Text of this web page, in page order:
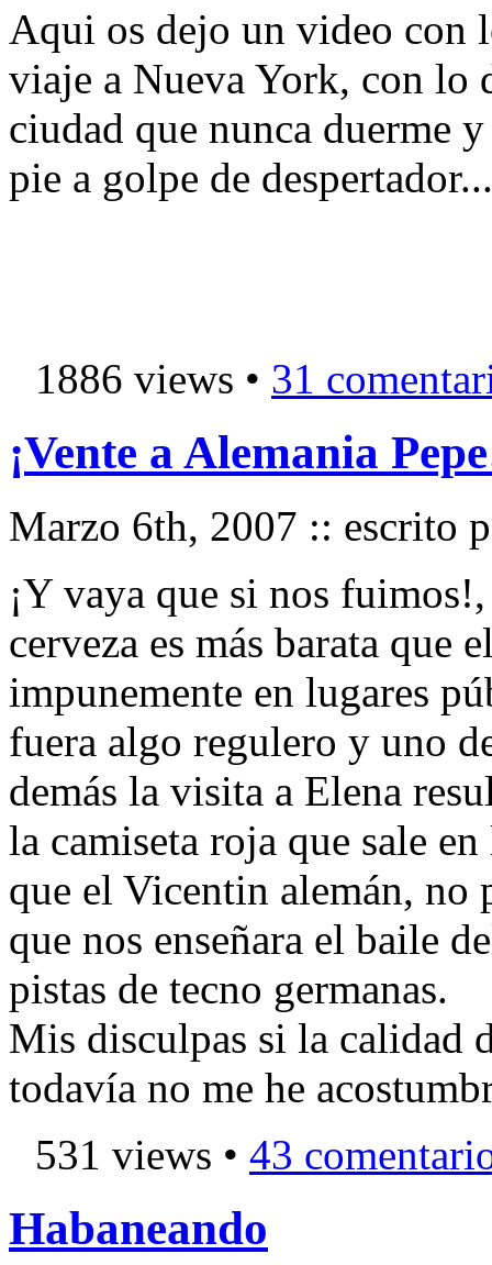
Aqui os dejo un video con
viaje a Nueva York, con lo
ciudad que nunca duerme
pie a golpe de
1886 views • 31
¡Vente a Alemania
Marzo 6th, 2007 :: escrito
¡Y vaya que si nos
cerveza es más barata que
impunemente en lugares
fuera algo regulero y uno
demás la visita a Elena
la camiseta roja que sale
que el Vicentin alemán, no
que nos enseñara el baile
pistas de tecno germanas.
Mis disculpas si la calidad
todavía no me he
531 views • 43
Habaneando